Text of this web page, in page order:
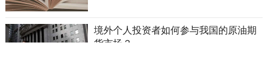
境外个人投资者如何参与我国的原油期
货市场？